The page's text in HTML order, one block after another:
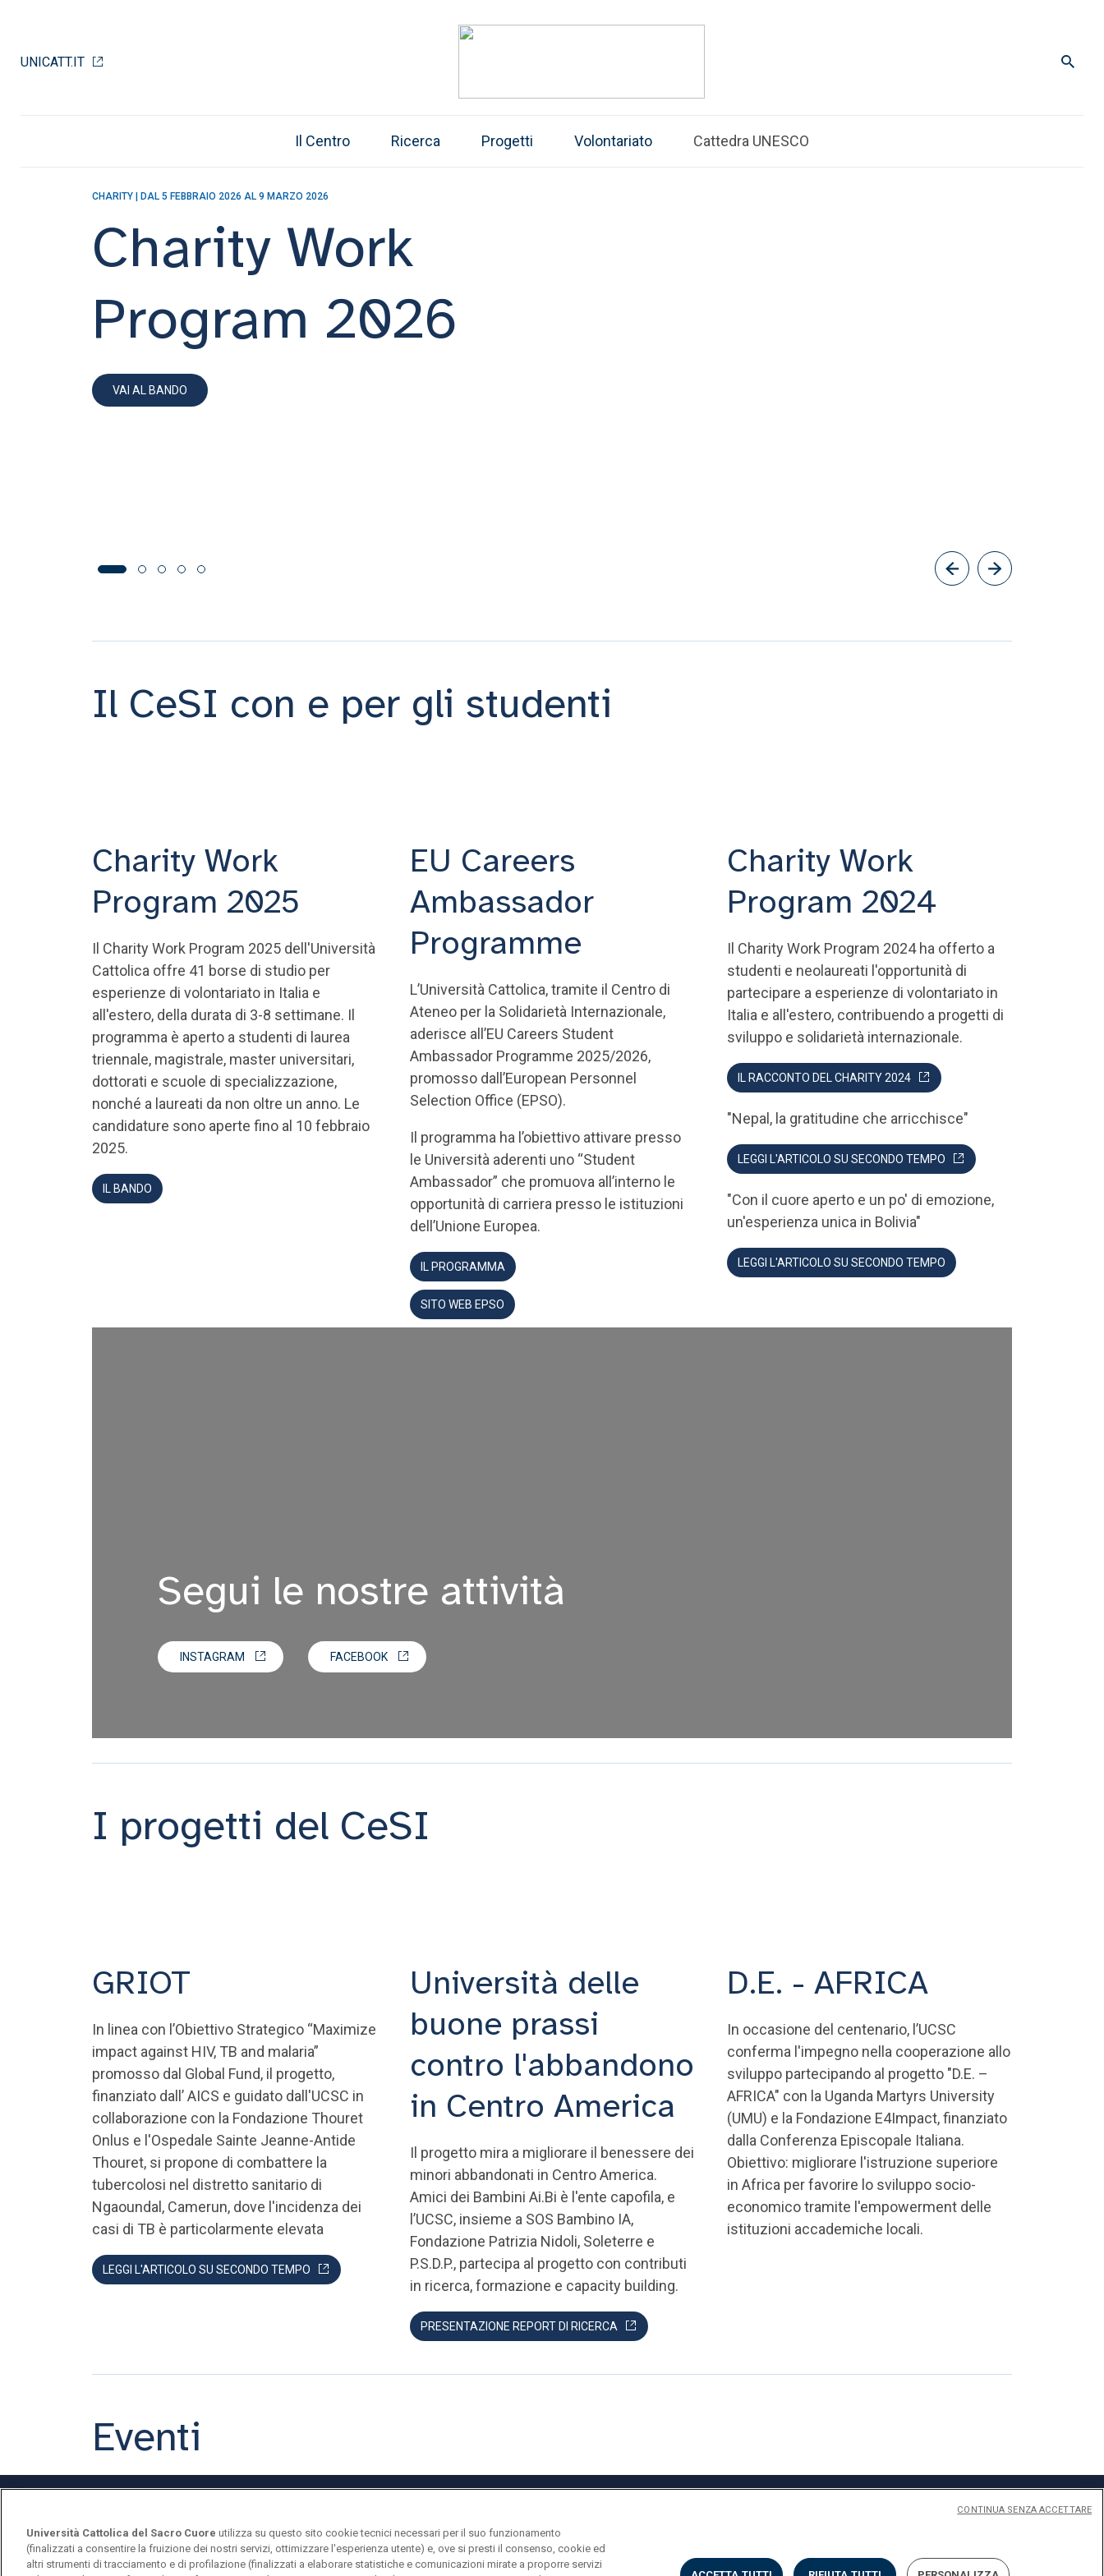
UNICATT.IT
Il Centro Ricerca Progetti Volontariato Cattedra UNESCO
CeSi
CHI SIAMO
Il CeSI con e per gli studenti
Charity Work
Program 2025
Il Charity Work Program 2025 dell'Università
Cattolica offre 41 borse di studio per
esperienze di volontariato in Italia e
all'estero, della durata di 3-8 settimane. Il
programma è aperto a studenti di laurea
triennale, magistrale, master universitari,
dottorati e scuole di specializzazione,
nonché a laureati da non oltre un anno. Le
candidature sono aperte fino al 10 febbraio
2025.
IL BANDO
EU Careers
Ambassador
Programme
L’Università Cattolica, tramite il Centro di
Ateneo per la Solidarietà Internazionale,
aderisce all’EU Careers Student
Ambassador Programme 2025/2026,
promosso dall’European Personnel
Selection Office (EPSO).
Il programma ha l’obiettivo attivare presso
le Università aderenti uno “Student
Ambassador” che promuova all’interno le
opportunità di carriera presso le istituzioni
dell’Unione Europea.
IL PROGRAMMA
SITO WEB EPSO
Charity Work
Program 2024
Il Charity Work Program 2024 ha offerto a
studenti e neolaureati l'opportunità di
partecipare a esperienze di volontariato in
Italia e all'estero, contribuendo a progetti di
sviluppo e solidarietà internazionale.
IL RACCONTO DEL CHARITY 2024
"Nepal, la gratitudine che arricchisce"
LEGGI L'ARTICOLO SU SECONDO TEMPO
"Con il cuore aperto e un po' di emozione,
un'esperienza unica in Bolivia"
LEGGI L'ARTICOLO SU SECONDO TEMPO
Segui le nostre attività
INSTAGRAM FACEBOOK
I progetti del CeSI
GRIOT
In linea con l’Obiettivo Strategico “Maximize
impact against HIV, TB and malaria”
promosso dal Global Fund, il progetto,
finanziato dall’ AICS e guidato dall'UCSC in
collaborazione con la Fondazione Thouret
Onlus e l'Ospedale Sainte Jeanne-Antide
Thouret, si propone di combattere la
tubercolosi nel distretto sanitario di
Ngaoundal, Camerun, dove l'incidenza dei
casi di TB è particolarmente elevata
LEGGI L'ARTICOLO SU SECONDO TEMPO
Università delle
buone prassi
contro l'abbandono
in Centro America
Il progetto mira a migliorare il benessere dei
minori abbandonati in Centro America.
Amici dei Bambini Ai.Bi è l'ente capofila, e
l’UCSC, insieme a SOS Bambino IA,
Fondazione Patrizia Nidoli, Soleterre e
P.S.D.P., partecipa al progetto con contributi
in ricerca, formazione e capacity building.
PRESENTAZIONE REPORT DI RICERCA
D.E. - AFRICA
In occasione del centenario, l’UCSC
conferma l'impegno nella cooperazione allo
sviluppo partecipando al progetto "D.E. –
AFRICA" con la Uganda Martyrs University
(UMU) e la Fondazione E4Impact, finanziato
dalla Conferenza Episcopale Italiana.
Obiettivo: migliorare l'istruzione superiore
in Africa per favorire lo sviluppo socio-
economico tramite l'empowerment delle
istituzioni accademiche locali.
Eventi
Università Cattolica del Sacro Cuore utilizza su questo sito cookie tecnici necessari per il suo funzionamento
(finalizzati a consentire la fruizione dei nostri servizi, ottimizzare l'esperienza utente) e, ove si presti il consenso, cookie ed
altri strumenti di tracciamento e di profilazione (finalizzati a elaborare statistiche e comunicazioni mirate a proporre servizi
CONTINUA SENZA ACCETTARE